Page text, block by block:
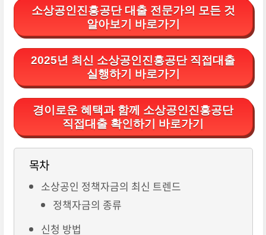
소상공인진흥공단 대출 전문가의 모든 것
알아보기 바로가기
2025년 최신 소상공인진흥공단 직접대출
실행하기 바로가기
경이로운 혜택과 함께 소상공인진흥공단
직접대출 확인하기 바로가기
목차
소상공인 정책자금의 최신 트렌드
정책자금의 종류
신청 방법